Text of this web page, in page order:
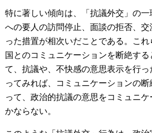
特に著しい傾向は、「抗議外交」の
への要人の訪問停止、面談の拒否、
った措置が相次いだことである。こ
国とのコミュニケーションを断絶す
て、抗議や、不快感の意思表示を行
ってみれば、コミュニケーションの
って、政治的抗議の意思をコミュニ
かならない。